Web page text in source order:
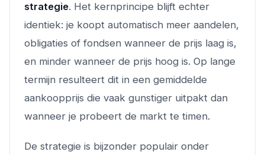
strategie. Het kernprincipe blijft echter
identiek: je koopt automatisch meer aandelen,
obligaties of fondsen wanneer de prijs laag is,
en minder wanneer de prijs hoog is. Op lange
termijn resulteert dit in een gemiddelde
aankoopprijs die vaak gunstiger uitpakt dan
wanneer je probeert de markt te timen.
De strategie is bijzonder populair onder